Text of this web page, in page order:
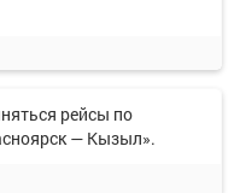
рейсы по
— Кызыл».